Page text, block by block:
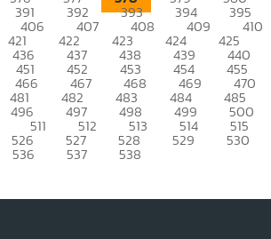
391 392 393 394 395
406 407 408 409 410
421 422 423 424 425
436 437 438 439 440
451 452 453 454 455
466 467 468 469 470
481 482 483 484 485
496 497 498 499 500
511 512 513 514 515
526 527 528 529 530
536 537 538